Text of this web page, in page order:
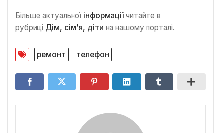
Більше актуальної інформаціїчитайте в
рубриці Дім, сім’я, діти на нашому порталі.
ремонт телефон